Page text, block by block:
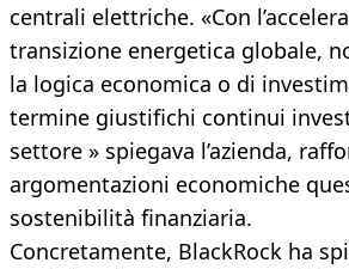
centrali elettriche. «Con
transizione energetica globale,
la logica economica o di
termine giustifichi continui
settore » spiegava l’azienda,
argomentazioni economiche
sostenibilità finanziaria.
Concretamente, BlackRock ha